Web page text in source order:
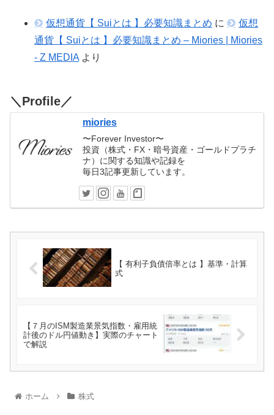
仮想通貨【 Suiとは 】必要知識まとめ に
仮想
通貨【 Suiとは 】必要知識まとめ – Miories | Miories
- Z MEDIA より
＼Profile／
miories
〜Forever Investor〜
投資（株式・FX・暗号資産・ゴールドプラチ
ナ）に関する知識や記録を
毎日3記事更新しています。
【 有利子負債倍率とは 】基準・計算
式
【７月のISM製造業景気指数・雇用統
計後のドル円値動き】実際のチャート
で解説
ホーム 株式